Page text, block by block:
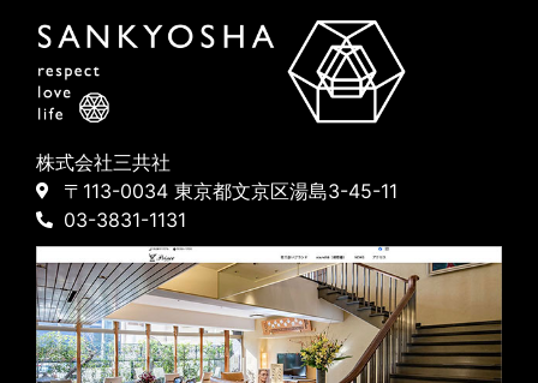
株式会社三共社
〒113-0034 東京都文京区湯島3-45-11
03-3831-1131